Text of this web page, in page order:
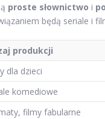
proste słownictwo i
będą seriale i
produkcji
dla dzieci
komediowe
filmy fabularne